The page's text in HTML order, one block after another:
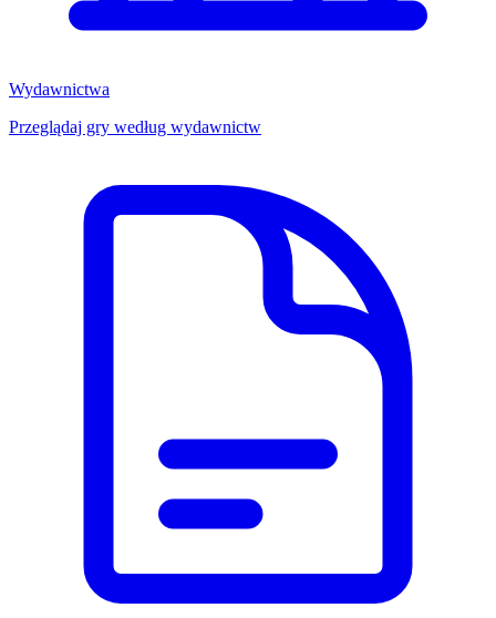
Wydawnictwa
Przeglądaj gry według wydawnictw